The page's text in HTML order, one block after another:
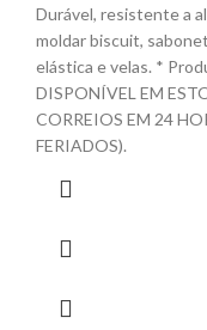
Durável, resistente a
moldar biscuit,
elástica e velas. *
DISPONÍVEL EM
CORREIOS EM 24
FERIADOS).